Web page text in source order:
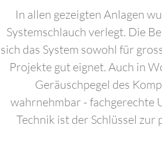
In allen gezeigten Anlagen
Systemschlauch verlegt. Die
sich das System sowohl für
Projekte gut eignet. Auch in
Geräuschpegel des
wahrnehmbar - fachgerechte
Technik ist der Schlüssel zur